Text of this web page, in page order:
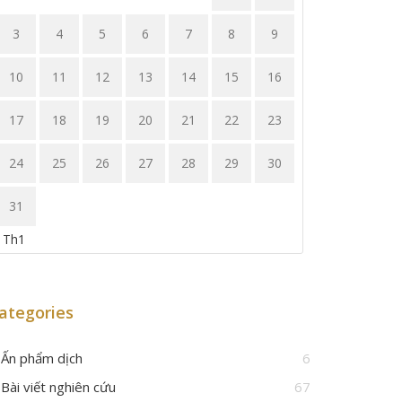
3 4 5 6 7 8 9
10 11 12 13 14 15 16
17 18 19 20 21 22 23
24 25 26 27 28 29 30
31
Ấn phẩm dịch
6
Bài viết nghiên cứu
67